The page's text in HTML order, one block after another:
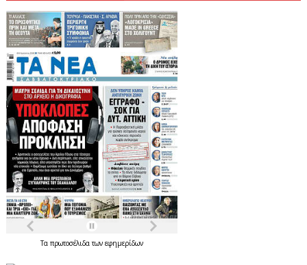
Ταπρωτοσέλιδατωνεφημερίδων